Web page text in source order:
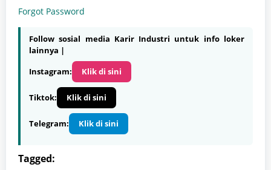
Forgot Password
Follow sosial media Karir Industri untuk info loker
lainnya |
Instagram:
Klik di sini
Tiktok: Klik di sini
Telegram: Klik di sini
Tagged: